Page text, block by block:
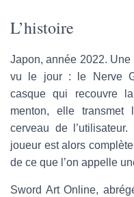
L’histoire
Japon, année 2022.
vu le jour : le Nerve
casque qui recouvre
menton, elle transmet
cerveau de
joueur est alors
de ce que l’on appelle
Sword Art Online,